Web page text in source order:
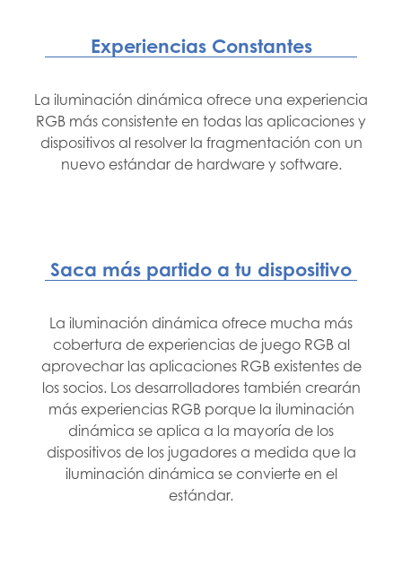
Experiencias Constantes
La iluminación dinámica ofrece una experiencia
RGB más consistente en todas las aplicaciones y
dispositivos al resolver la fragmentación con un
nuevo estándar de hardware y software.
Saca más partido a tu dispositivo
La iluminación dinámica ofrece mucha más
cobertura de experiencias de juego RGB al
aprovechar las aplicaciones RGB existentes de
los socios. Los desarrolladores también crearán
más experiencias RGB porque la iluminación
dinámica se aplica a la mayoría de los
dispositivos de los jugadores a medida que la
iluminación dinámica se convierte en el
estándar.